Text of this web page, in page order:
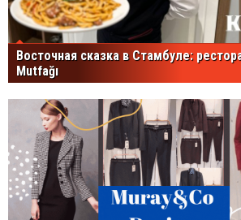
Восточная сказка в Стамбуле:
Mutfağı